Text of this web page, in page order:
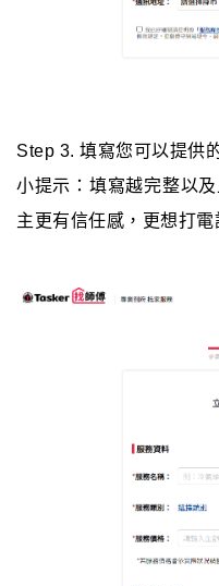
Step 3. 填寫您可以提供
小提示：填寫越完整以
主更有信任感，更想打電